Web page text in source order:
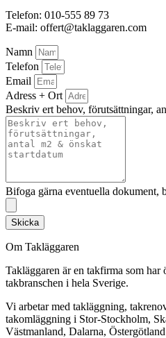
Telefon: 010-555 89 73
E-mail: offert@taklaggaren.com
Namn
Telefon
Email
Adress + Ort
Beskriv ert behov, förutsättningar,
Bifoga gärna eventuella dokument,
Skicka
Om Takläggaren
Takläggaren är en takfirma som har
takbranschen i hela Sverige.
Vi arbetar med takläggning,
takomläggning i Stor-Stockholm,
Västmanland, Dalarna,